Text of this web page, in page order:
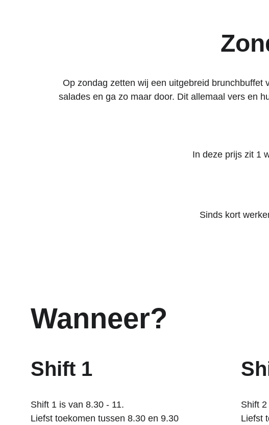
Op zondag zetten wij een uitgebreid
salades en ga zo maar door. Dit allemaal vers en
In deze prijs zit 1
Sinds kort
Wanneer?
Shift 1 is van 8.30 - 11.
Liefst toekomen tussen 8.30 en 9.30
Shift 1
Shift
Liefst